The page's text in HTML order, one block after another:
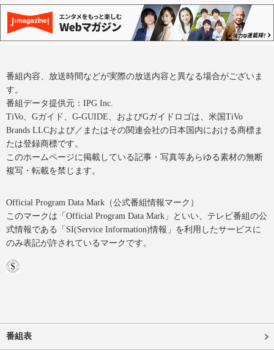
番組内容、放送時間などが実際の放送内容と異なる場合がございま
す。
番組データ提供元：IPG Inc.
TiVo、Gガイド、G-GUIDE、およびGガイドロゴは、米国TiVo
Brands LLCおよび／またはその関連会社の日本国内における商標ま
たは登録商標です。
このホームページに掲載している記事・写真等あらゆる素材の無断
複写・転載を禁じます。
Official Program Data Mark（公式番組情報マーク）
このマークは「Official Program Data Mark」といい、テレビ番組の公
式情報である「SI(Service Information)情報」を利用したサービスに
のみ表記が許されているマークです。
番組表